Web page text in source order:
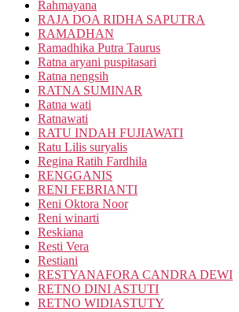
Rahmayana
RAJA DOA RIDHA SAPUTRA
RAMADHAN
Ramadhika Putra Taurus
Ratna aryani puspitasari
Ratna nengsih
RATNA SUMINAR
Ratna wati
Ratnawati
RATU INDAH FUJIAWATI
Ratu Lilis suryalis
Regina Ratih Fardhila
RENGGANIS
RENI FEBRIANTI
Reni Oktora Noor
Reni winarti
Reskiana
Resti Vera
Restiani
RESTYANAFORA CANDRA DEWI
RETNO DINI ASTUTI
RETNO WIDIASTUTY